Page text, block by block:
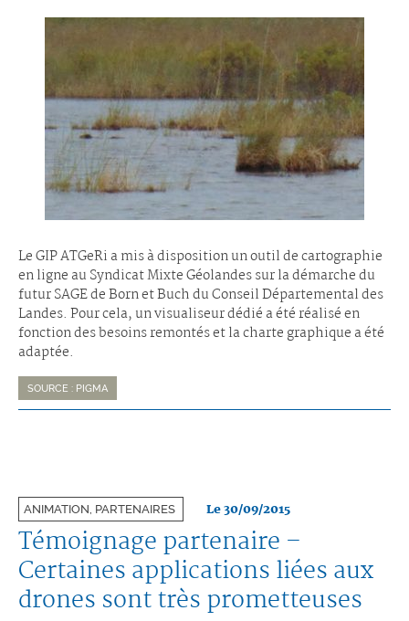
Le GIP ATGeRi a mis à disposition un outil de cartographie
en ligne au Syndicat Mixte Géolandes sur la démarche du
futur SAGE de Born et Buch du Conseil Départemental des
Landes. Pour cela, un visualiseur dédié a été réalisé en
fonction des besoins remontés et la charte graphique a été
adaptée.
SOURCE : PIGMA
ANIMATION, PARTENAIRES Le 30/09/2015
Témoignage partenaire –
Certaines applications liées aux
drones sont très prometteuses